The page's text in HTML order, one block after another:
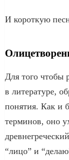
И корот­кую
Для того чтобы
в литературе,
понятия. Как и
терминов, оно
“лицо” и